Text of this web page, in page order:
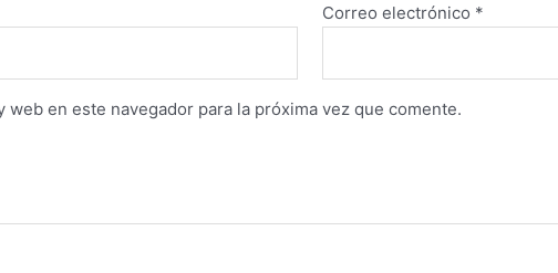
Correo electrónico *
en este navegador para la próxima vez que comente.